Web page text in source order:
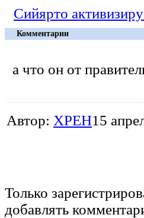
Сийярто
Комментарии
а что он от
Автор: XPEH15
Только
добавлять